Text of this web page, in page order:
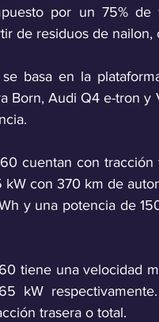
por un 75%
de residuos de
basa en la
Born, Audi Q4 e-tron
cuentan con
kW con 370 km de
y una potencia de
tiene una velocidad
kW
trasera o total.